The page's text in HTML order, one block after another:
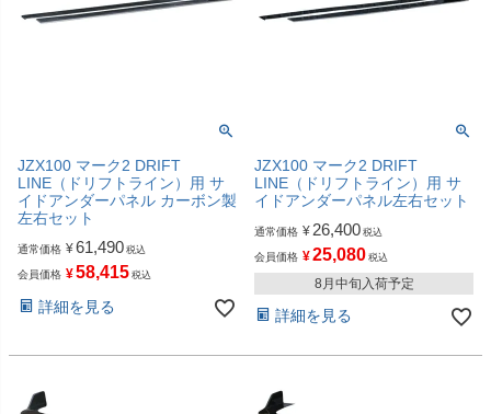
JZX100 マーク2 DRIFT
LINE（ドリフトライン）用 サ
イドアンダーパネル カーボン製
左右セット
通常価格 ¥61,490 税込
会員価格 ¥58,415 税込
詳細を見る
JZX100 マーク2 DRIFT
LINE（ドリフトライン）用 サ
イドアンダーパネル左右セット
通常価格 ¥ 26,400 税込
会員価格 ¥25,080 税込
8月中旬入荷予定
詳細を見る